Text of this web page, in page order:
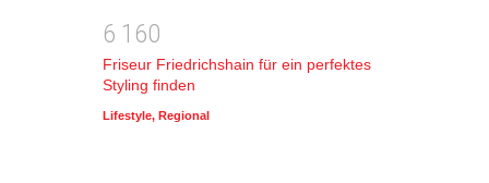
6 1 60
Friseur Friedrichshain für ein perfektes
Styling finden
Lifestyle, Regional